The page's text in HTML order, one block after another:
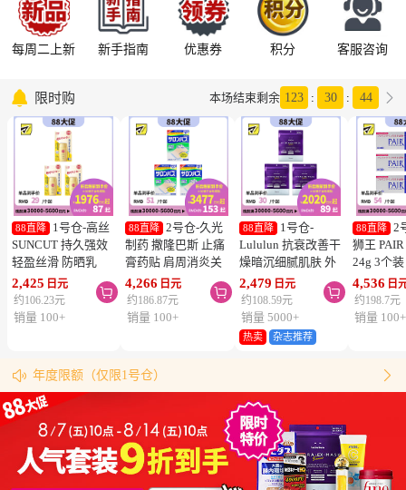
每周二上新 新手指南 优惠券 积分 客服咨询
 限时购 本场结束剩余 123 : 30 : 44 
88直降
1号仓-高丝
SUNCUT 持久强效
轻盈丝滑 防晒乳
SPF50+ PA++++
50ml 3个装 阻隔紫
外线 持久耐水 户外
2,425 日元
约106.23元

销量 100+
88直降
2号仓-久光
制药 撒隆巴斯 止痛
膏药贴 肩周消炎关
节颈椎疼 4.6×7.2cm
120贴 3个装【第3类
医药品】
4,266 日元
约186.87元

销量 100+
88直降
1号仓-
Lululun 抗衰改善干
燥暗沉细腻肌肤 外
泌体精华液保湿面膜
7片 3个装 Exosome
增加肌肤弹力透明感
2,479 日元
约108.59元

销量 5000+
热卖 杂志推荐
88直降
2
狮王
24g 3个
疮 去痘
舒缓炎症
类医药品
4,536 日
约198.7元
销量 100+
 年度限额（仅限1号仓）
同仓库满5000日元包邮（仅限中国大陆地区）
松本清粉丝群来啦！
跳转搜索结果
